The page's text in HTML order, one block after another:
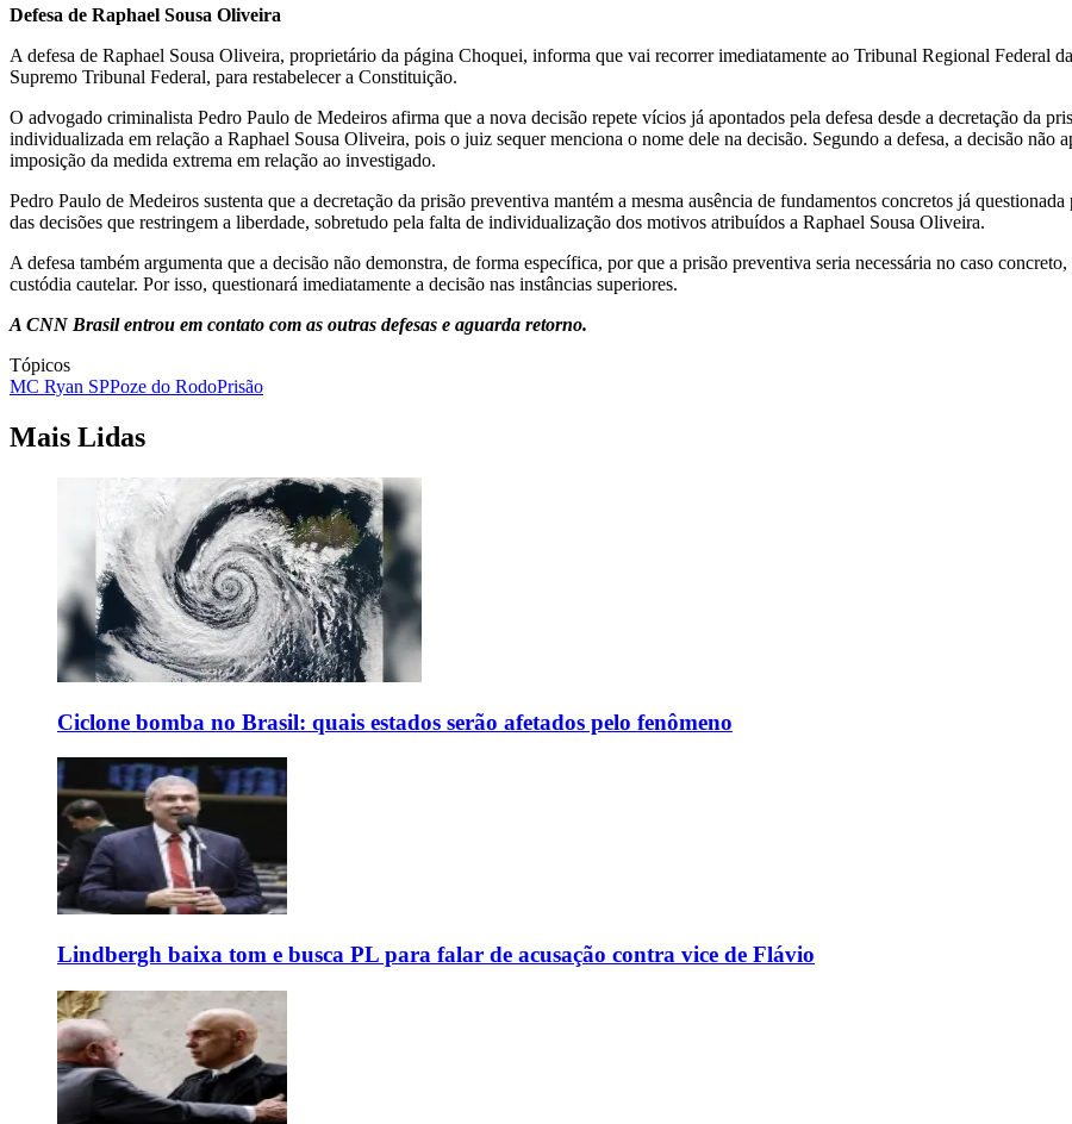
Defesa de Raphael Sousa Oliveira
A defesa de Raphael Sousa Oliveira, proprietário da página Choquei, informa que vai recorrer imediatamente ao Tribunal Regional Federal
Supremo Tribunal Federal, para restabelecer a Constituição.
O advogado criminalista Pedro Paulo de Medeiros afirma que a nova decisão repete vícios já apontados pela defesa desde a decretação da
individualizada em relação a Raphael Sousa Oliveira, pois o juiz sequer menciona o nome dele na decisão. Segundo a defesa, a decisão não
imposição da medida extrema em relação ao investigado.
Pedro Paulo de Medeiros sustenta que a decretação da prisão preventiva mantém a mesma ausência de fundamentos concretos já
das decisões que restringem a liberdade, sobretudo pela falta de individualização dos motivos atribuídos a Raphael Sousa Oliveira.
A defesa também argumenta que a decisão não demonstra, de forma específica, por que a prisão preventiva seria necessária no caso
custódia cautelar. Por isso, questionará imediatamente a decisão nas instâncias superiores.
A CNN Brasil entrou em contato com as outras defesas e aguarda retorno.
Tópicos
MC Ryan SPPoze do RodoPrisão
Mais Lidas
Ciclone bomba no Brasil: quais estados serão afetados pelo fenômeno
Lindbergh baixa tom e busca PL para falar de acusação contra vice de Flávio